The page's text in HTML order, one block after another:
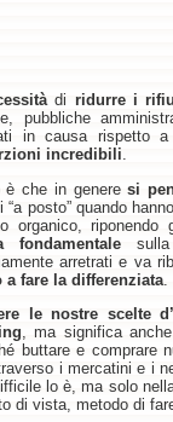
di ridurre i
pubbliche
in causa rispetto
incredibili.
è che in generesi
“a posto” quando
organico,
fondamentale
arretrati e va
a fare la differenziata
le nostre scelte
, ma significa anche
buttare e comprare
i mercatini e i
lo è, ma solo
di vista, metodo di